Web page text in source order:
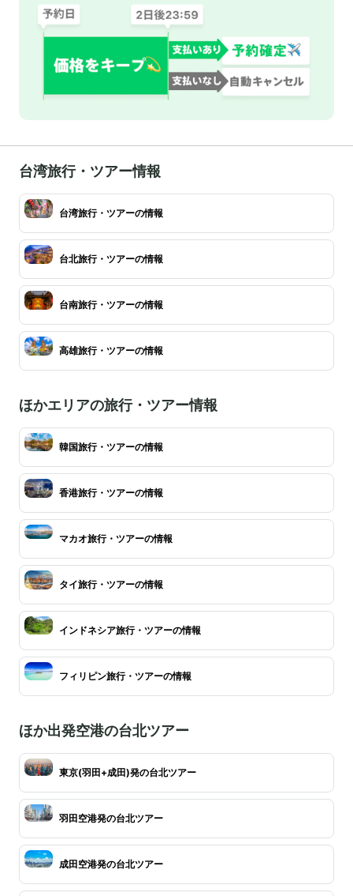
台湾旅行・ツアー情報
台湾旅行・ツアーの情報
台北旅行・ツアーの情報
台南旅行・ツアーの情報
高雄旅行・ツアーの情報
ほかエリアの旅行・ツアー情報
韓国旅行・ツアーの情報
香港旅行・ツアーの情報
マカオ旅行・ツアーの情報
タイ旅行・ツアーの情報
インドネシア旅行・ツアーの情報
フィリピン旅行・ツアーの情報
ほか出発空港の台北ツアー
東京(羽田+成田)発の台北ツアー
羽田空港発の台北ツアー
成田空港発の台北ツアー